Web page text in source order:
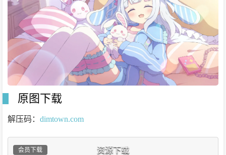
原图下载
解压码： dimtown.com
资源下载
会员下载